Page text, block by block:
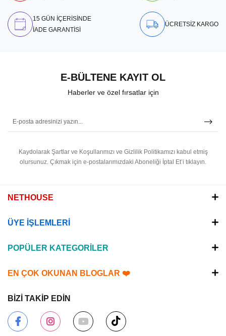
15 GÜN İÇERİSİNDE
İADE GARANTİSİ
ÜCRETSİZ KARGO
E-BÜLTENE KAYIT OL
Haberler ve özel fırsatlar için
Kaydolarak Şartlar ve Koşullarımızı ve Gizlilik Politikamızı kabul etmiş
olursunuz. Çıkmak için e-postalarımızdaki Aboneliği İptal Et’i tıklayın.
NETHOUSE
ÜYE İŞLEMLERİ
POPÜLER KATEGORİLER
EN ÇOK OKUNAN BLOGLAR ❤️
BİZİ TAKİP EDİN